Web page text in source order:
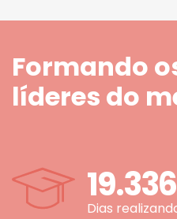
Formando
líderes do
19.336
Dias